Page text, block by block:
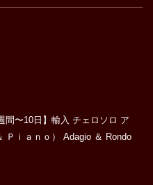
間〜10日】輸入 チェロソロ ア
Ｐｉａｎｏ） Adagio ＆ Rondo